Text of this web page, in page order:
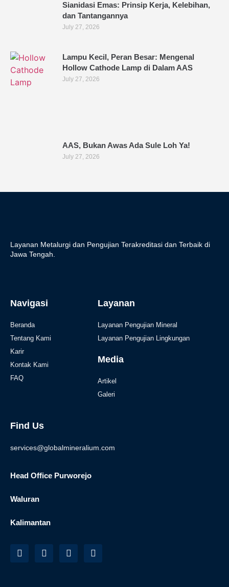
Sianidasi Emas: Prinsip Kerja, Kelebihan,
dan Tantangannya
July 27, 2026
Lampu Kecil, Peran Besar: Mengenal
Hollow Cathode Lamp di Dalam AAS
July 27, 2026
AAS, Bukan Awas Ada Sule Loh Ya!
July 27, 2026
Layanan Metalurgi dan Pengujian Terakreditasi dan Terbaik di
Jawa Tengah.
Navigasi
Beranda
Tentang Kami
Karir
Kontak Kami
FAQ
Layanan
Layanan Pengujian Mineral
Layanan Pengujian Lingkungan
Media
Artikel
Galeri
Find Us
services@globalmineralium.com
Head Office Purworejo
Waluran
Kalimantan